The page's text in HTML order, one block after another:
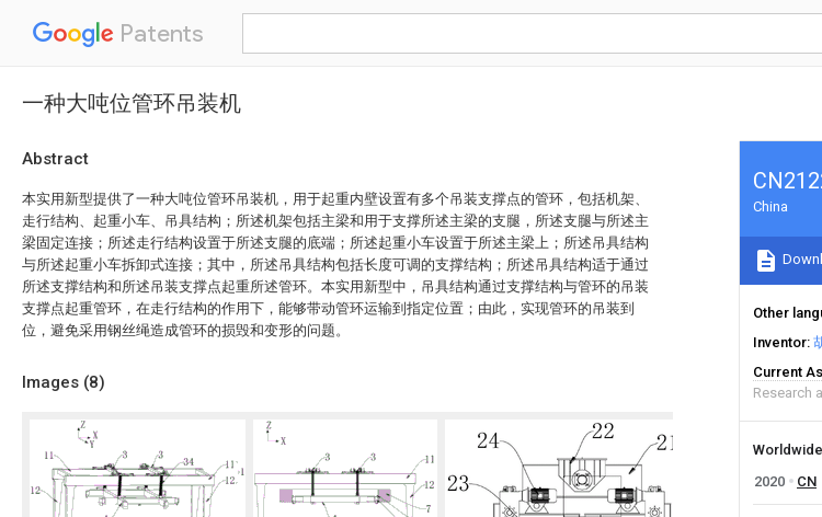
Patents
一种大吨位管环吊装机
Abstract
本实用新型提供了一种大吨位管环吊装机，用于起重内壁设置有多个吊装支撑点的管环，包括机架、
走行结构、起重小车、吊具结构；所述机架包括主梁和用于支撑所述主梁的支腿，所述支腿与所述主
梁固定连接；所述走行结构设置于所述支腿的底端；所述起重小车设置于所述主梁上；所述吊具结构
与所述起重小车拆卸式连接；其中，所述吊具结构包括长度可调的支撑结构；所述吊具结构适于通过
所述支撑结构和所述吊装支撑点起重所述管环。本实用新型中，吊具结构通过支撑结构与管环的吊装
支撑点起重管环，在走行结构的作用下，能够带动管环运输到指定位置；由此，实现管环的吊装到
位，避免采用钢丝绳造成管环的损毁和变形的问题。
Images (8)
China
Other
Inventor
Current
Research
2020
CN